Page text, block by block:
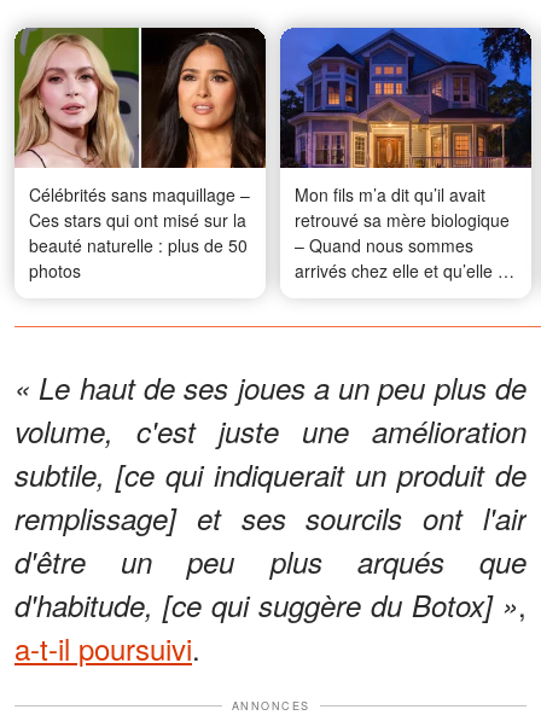
Célébrités sans maquillage –
Ces stars qui ont misé sur la
beauté naturelle : plus de 50
photos
Mon fils m’a dit qu’il avait
retrouvé sa mère biologique
– Quand nous sommes
arrivés chez elle et qu’elle a
ouvert la porte, j’ai failli
m’évanouir
« Le haut de ses joues a un peu plus de
volume, c'est juste une amélioration
subtile, [ce qui indiquerait un produit de
remplissage] et ses sourcils ont l'air
d'être un peu plus arqués que
d'habitude, [ce qui suggère du Botox] »,
a-t-il poursuivi.
ANNONCES